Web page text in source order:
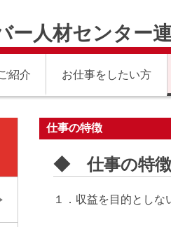
ー人材センター
紹介 お仕事をしたい方
仕事の特徴
◆ 仕事の特徴
１．収益を目的としな